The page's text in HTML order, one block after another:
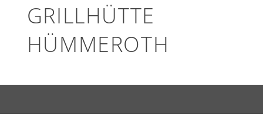
GRILLHÜTTE
HÜMMEROTH